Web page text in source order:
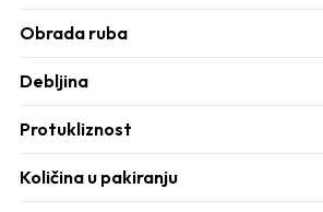
Obrada ruba
Debljina
Protukliznost
Količina u pakiranju